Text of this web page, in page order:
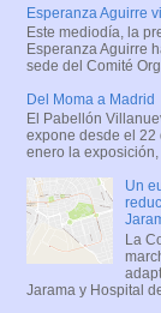
Esperanza Aguirre
Este mediodía, la
Esperanza Aguirre
sede del Comité
Del Moma a Madrid
El Pabellón
expone desde el 22
enero la
Un
La
Jarama y Hospital